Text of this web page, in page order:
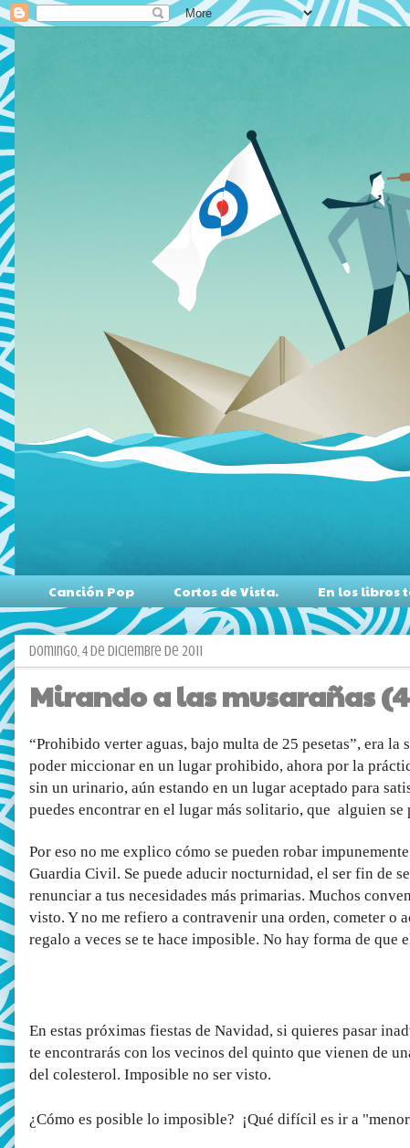
Canción Pop Cortos de Vista. En los libros
domingo, 4 de diciembre de 2011
Mirando a las musarañas
“Prohibido verter aguas, bajo multa de 25 pesetas”, era
poder miccionar en un lugar prohibido, ahora por la
sin un urinario, aún estando en un lugar aceptado para
puedes encontrar en el lugar más solitario, que alguien
Por eso no me explico cómo se pueden robar
Guardia Civil. Se puede aducir nocturnidad, el ser fin de
renunciar a tus necesidades más primarias. Muchos
visto. Y no me refiero a contravenir una orden, cometer o
regalo a veces se te hace imposible. No hay forma de que
En estas próximas fiestas de Navidad, si quieres pasar
te encontrarás con los vecinos del quinto que vienen de
del colesterol. Imposible no ser visto.
¿Cómo es posible lo imposible? ¡Qué difícil es ir a